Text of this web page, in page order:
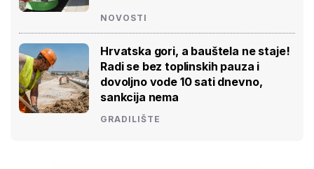
NOVOSTI
Hrvatska gori, a bauštela ne staje!
Radi se bez toplinskih pauza i
dovoljno vode 10 sati dnevno,
sankcija nema
GRADILIŠTE